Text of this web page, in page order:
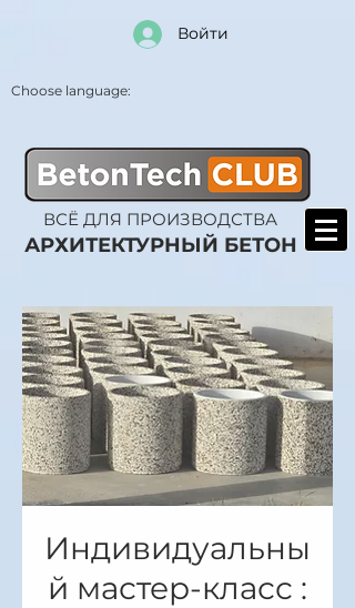
Войти
Choose language:
АРХИТЕКТУРНЫЙ БЕТОН
ВСЁ ДЛЯ ПРОИЗВОДСТВА
Индивидуальны
й мастер-класс :